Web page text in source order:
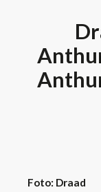
Foto: Draad